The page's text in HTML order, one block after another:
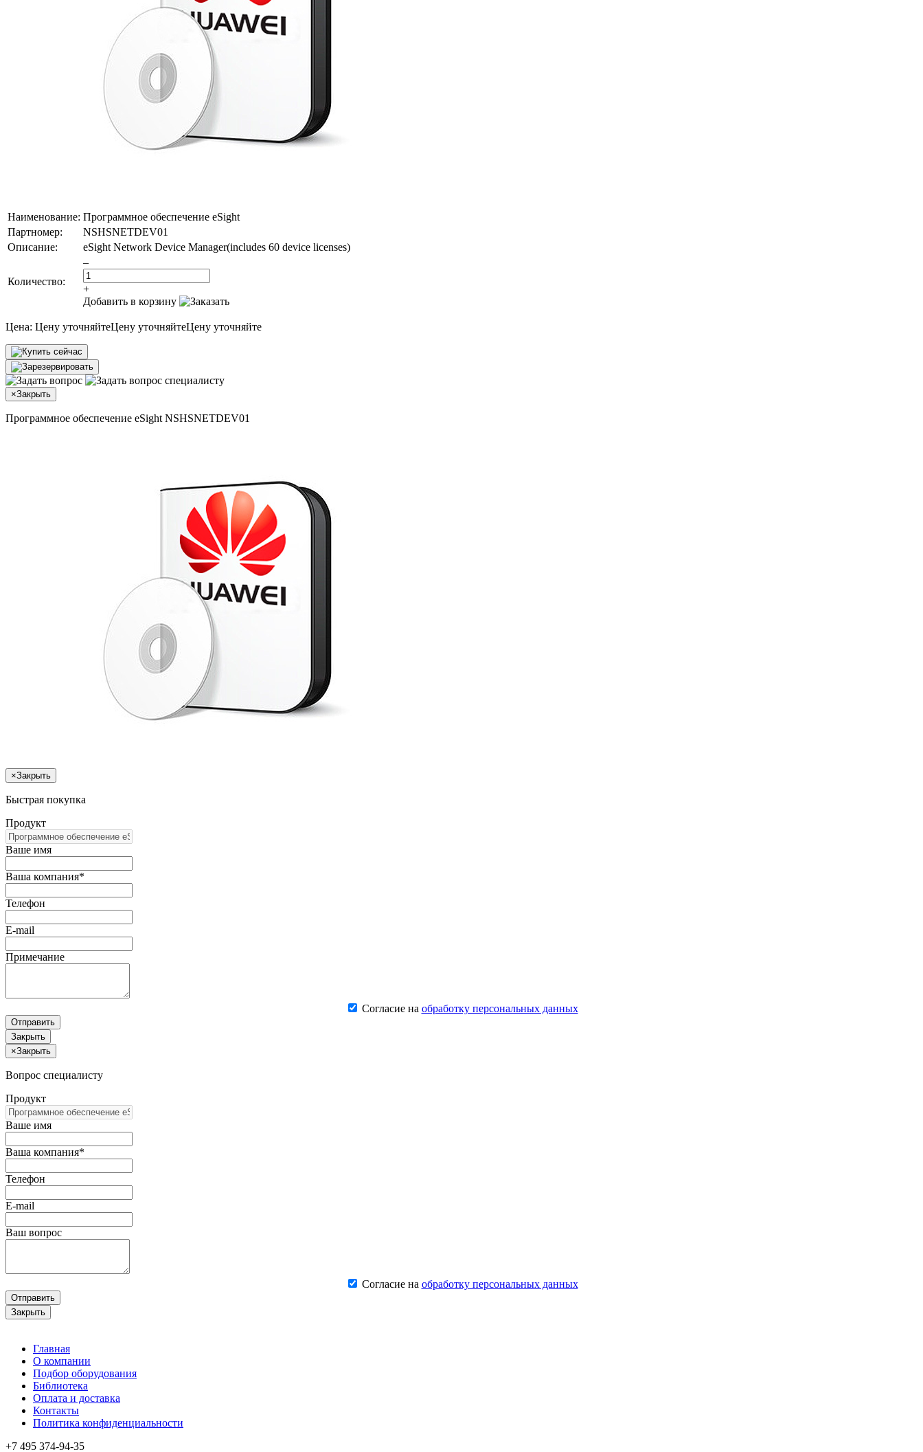
Наименование: Программное обеспечение eSight
Партномер:
NSHSNETDEV01
Описание:
eSight Network Device Manager(includes 60 device licenses)
Количество:
–
+
Добавить в корзину
Цена: Цену уточняйтеЦену уточняйтеЦену уточняйте
×Закрыть
Программное обеспечение eSight NSHSNETDEV01
×Закрыть
Быстрая покупка
Продукт
Ваше имя
Ваша компания*
Телефон
E-mail
Примечание
Согласие на обработку персональных данных
Отправить
Закрыть
×Закрыть
Вопрос специалисту
Продукт
Ваше имя
Ваша компания*
Телефон
E-mail
Ваш вопрос
Согласие на обработку персональных данных
Отправить
Закрыть
Главная
О компании
Подбор оборудования
Библиотека
Оплата и доставка
Контакты
Политика конфиденциальности
+7 495 374-94-35